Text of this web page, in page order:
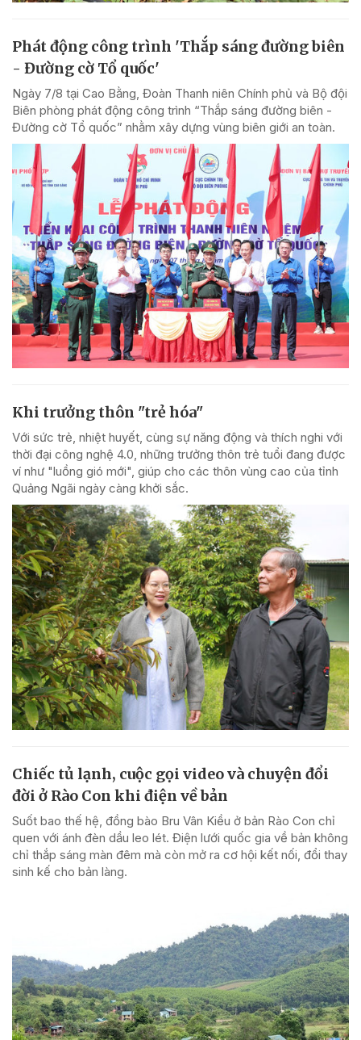
Phát động công trình 'Thắp sáng đường biên
- Đường cờ Tổ quốc'
Ngày 7/8 tại Cao Bằng, Đoàn Thanh niên Chính phủ và Bộ đội
Biên phòng phát động công trình “Thắp sáng đường biên -
Đường cờ Tổ quốc” nhằm xây dựng vùng biên giới an toàn.
Khi trưởng thôn "trẻ hóa"
Với sức trẻ, nhiệt huyết, cùng sự năng động và thích nghi với
thời đại công nghệ 4.0, những trưởng thôn trẻ tuổi đang được
ví như "luồng gió mới", giúp cho các thôn vùng cao của tỉnh
Quảng Ngãi ngày càng khởi sắc.
Chiếc tủ lạnh, cuộc gọi video và chuyện đổi
đời ở Rào Con khi điện về bản
Suốt bao thế hệ, đồng bào Bru Vân Kiều ở bản Rào Con chỉ
quen với ánh đèn dầu leo lét. Điện lưới quốc gia về bản không
chỉ thắp sáng màn đêm mà còn mở ra cơ hội kết nối, đổi thay
sinh kế cho bản làng.